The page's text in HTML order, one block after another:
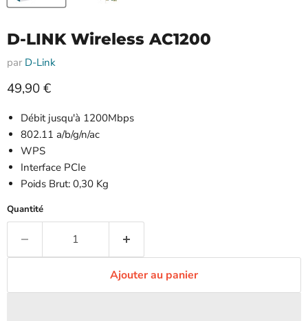
D-LINK Wireless AC1200
par D-Link
Prix actuel
49,90 €
Débit jusqu'à 1200Mbps
802.11 a/b/g/n/ac
WPS
Interface PCIe
Poids Brut: 0,30 Kg
Quantité
Ajouter au panier